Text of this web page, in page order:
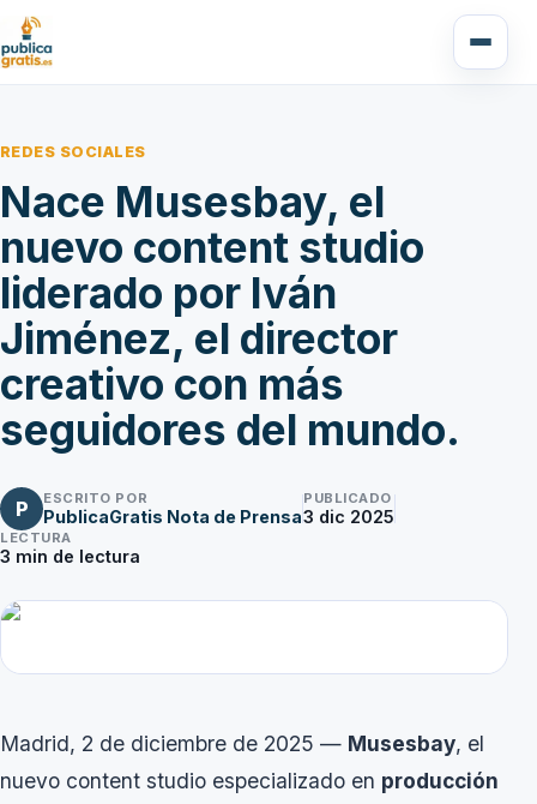
REDES SOCIALES
Nace Musesbay, el
nuevo content studio
liderado por Iván
Jiménez, el director
creativo con más
seguidores del mundo.
P ESCRITO POR
PublicaGratis Nota de Prensa
PUBLICADO
3 dic 2025
LECTURA
3 min de lectura
Madrid, 2 de diciembre de 2025 — Musesbay, el
nuevo content studio especializado en producción